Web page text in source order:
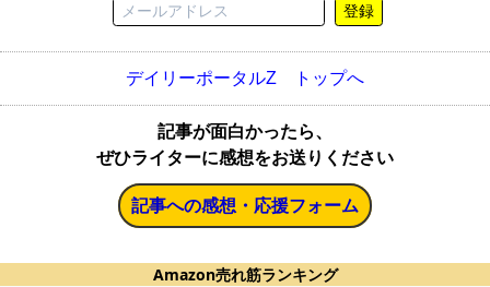
登録
デイリーポータルZ トップへ
記事が面白かったら、
ぜひライターに感想をお送りください
記事への感想・応援フォーム
Amazon売れ筋ランキング